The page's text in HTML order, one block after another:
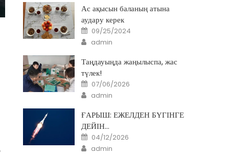
Ас ақысын баланың атына
аудару керек
Posted
on
09/25/2024
Author
admin
Таңдауыңда жаңылыспа, жас
түлек!
Posted
on
07/06/2026
Author
admin
ҒАРЫШ: ЕЖЕЛДЕН БҮГІНГЕ
ДЕЙІН…
Posted
on
04/12/2026
Author
admin